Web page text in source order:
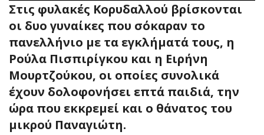
Στις φυλακές Κορυδαλλού βρίσκονται
οι δυο γυναίκες που σόκαραν το
πανελλήνιο με τα εγκλήματά τους, η
Ρούλα Πισπιρίγκου και η Ειρήνη
Μουρτζούκου, οι οποίες συνολικά
έχουν δολοφονήσει επτά παιδιά, την
ώρα που εκκρεμεί και ο θάνατος του
μικρού Παναγιώτη.